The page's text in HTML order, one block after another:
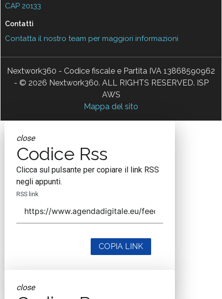
CAP 20133
Contatti
Contatta il nostro team per maggiori informazioni
Nextwork360 - Codice fiscale e Partita IVA 13868590962
- © 2026 Nextwork360. ALL RIGHTS RESERVED. ISP
AWS
Mappa del sito
close
Codice Rss
Clicca sul pulsante per copiare il link RSS
negli appunti.
RSS link
COPIA LINK
close